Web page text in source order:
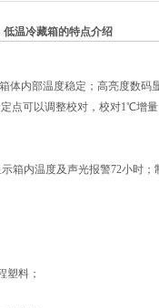
低温冷藏箱的特点介绍
体内部温度稳定；高亮度数
点可以调整校对，校对1℃增
箱内温度及声光报警72小时；
料；